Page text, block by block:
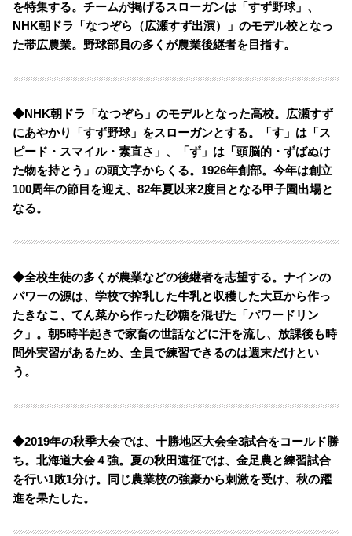
を特集する。チームが掲げるスローガンは「すず野球」、
NHK朝ドラ「なつぞら（広瀬すず出演）」のモデル校となっ
た帯広農業。野球部員の多くが農業後継者を目指す。
◆NHK朝ドラ「なつぞら」のモデルとなった高校。広瀬すず
にあやかり「すず野球」をスローガンとする。「す」は「ス
ピード・スマイル・素直さ」、「ず」は「頭脳的・ずばぬけ
た物を持とう」の頭文字からくる。 1926年創部。今年は創立
100周年の節目を迎え、82年夏以来2度目となる甲子園出場と
なる。
◆全校生徒の多くが農業などの後継者を志望する。ナインの
パワーの源は、学校で搾乳した牛乳と収穫した大豆から作っ
たきなこ、てん菜から作った砂糖を混ぜた「パワードリン
ク」。朝5時半起きで家畜の世話などに汗を流し、放課後も時
間外実習があるため、全員で練習できるのは週末だけとい
う。
◆2019年の秋季大会では、十勝地区大会全3試合をコールド勝
ち。北海道大会４強。夏の秋田遠征では、金足農と練習試合
を行い1敗1分け。同じ農業校の強豪から刺激を受け、秋の躍
進を果たした。